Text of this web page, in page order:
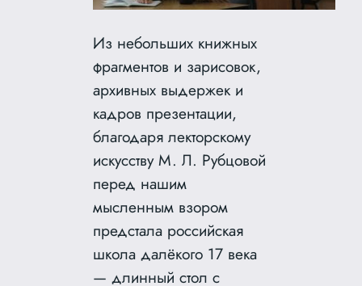
Из небольших книжных
фрагментов и зарисовок,
архивных выдержек и
кадров презентации,
благодаря лекторскому
искусству М. Л. Рубцовой
перед нашим
мысленным взором
предстала российская
школа далёкого 17 века
— длинный стол с